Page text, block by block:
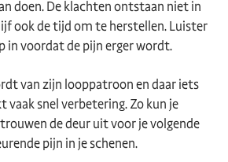
doen. De klachten ontstaan niet in
ook de tijd om te herstellen. Luister
in voordat de pijn erger wordt.
van zijn looppatroon en daar iets
vaak snel verbetering. Zo kun je
de deur uit voor je volgende
pijn in je schenen.